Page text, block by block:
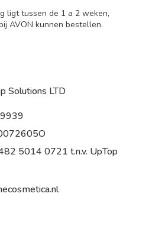
ligt tussen de 1 a 2 weken,
AVON kunnen bestellen.
Solutions LTD
5014 0721 t.n.v. UpTop